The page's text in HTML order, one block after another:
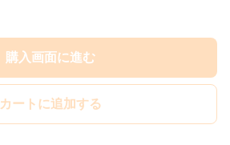
購入画面に進む
カートに追加する